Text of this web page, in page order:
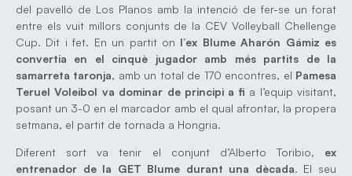
del pavelló de Los Planos amb la intenció de fer-se un forat
entre els vuit millors conjunts de la CEV Volleyball Chellenge
Cup. Dit i fet. En un partit on l’ex Blume Aharón Gámiz es
convertia en el cinquè jugador amb més partits de la
samarreta taronja, amb un total de 170 encontres, el Pamesa
Teruel Voleibol va dominar de principi a fi a l’equip visitant,
posant un 3-0 en el marcador amb el qual afrontar, la propera
setmana, el partit de tornada a Hongria.
Diferent sort va tenir el conjunt d’Alberto Toribio, ex
entrenador de la GET Blume durant una dècada. El seu